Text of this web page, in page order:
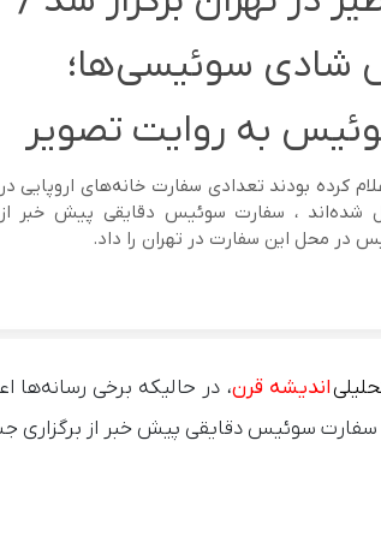
شادی سوئیسی‌ها؛
به روایت تصویر
کرده بودند تعدادی سفارت خانه‌های اروپایی در
شده‌اند ، سفارت سوئیس دقایقی پیش خبر از
در محل این سفارت در تهران را داد.
اندیشه قرن، در حالیکه برخی رسانه‌ها
سفارت سوئیس دقایقی پیش خبر از